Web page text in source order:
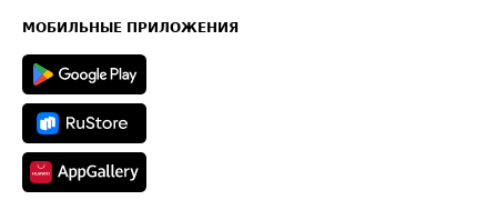
Техническая информация
МОБИЛЬНЫЕ ПРИЛОЖЕНИЯ